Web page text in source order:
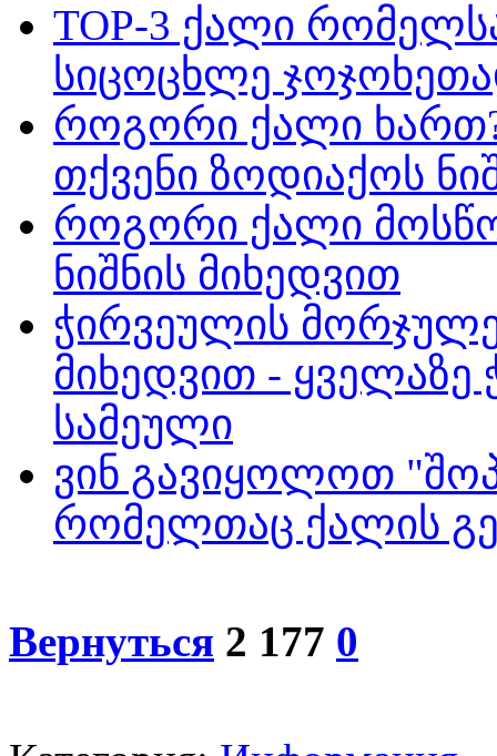
TOP-3 ქალი
სიცოცხლე
როგორი ქალი
თქვენი ზოდიაქოს
როგორი ქალი
ნიშნის მიხედვით
ჭირვეულის
მიხედვით -
სამეული
ვინ გავიყოლოთ
რომელთაც ქალის
Вернуться 2 177 0